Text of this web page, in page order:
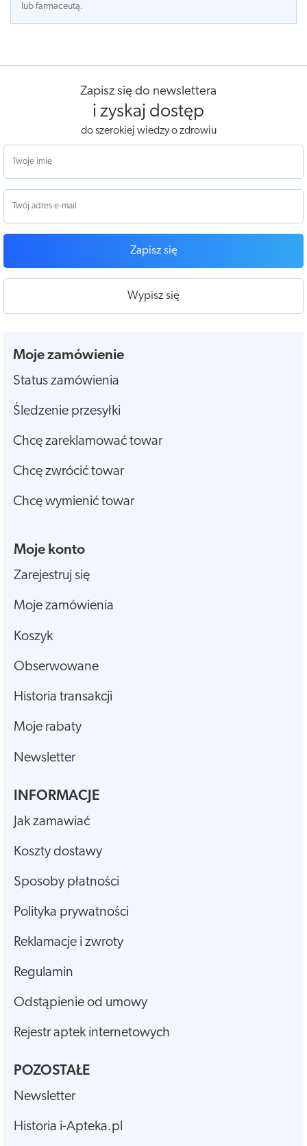
lub farmaceutą.
Zapisz się do newslettera
i zyskaj dostęp
do szerokiej wiedzy o zdrowiu
Zapisz się
Wypisz się
Moje zamówienie
Status zamówienia
Śledzenie przesyłki
Chcę zareklamować towar
Chcę zwrócić towar
Chcę wymienić towar
Moje konto
Zarejestruj się
Moje zamówienia
Koszyk
Obserwowane
Historia transakcji
Moje rabaty
Newsletter
INFORMACJE
Jak zamawiać
Koszty dostawy
Sposoby płatności
Polityka prywatności
Reklamacje i zwroty
Regulamin
Odstąpienie od umowy
Rejestr aptek internetowych
POZOSTAŁE
Newsletter
Historia i-Apteka.pl